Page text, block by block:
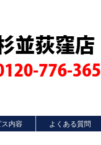
並荻窪店
776-365
内容 よくある質問